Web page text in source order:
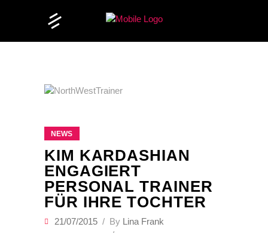
NEWS
KIM KARDASHIAN
ENGAGIERT
PERSONAL TRAINER
FÜR IHRE TOCHTER
21/07/2015 By Lina Frank